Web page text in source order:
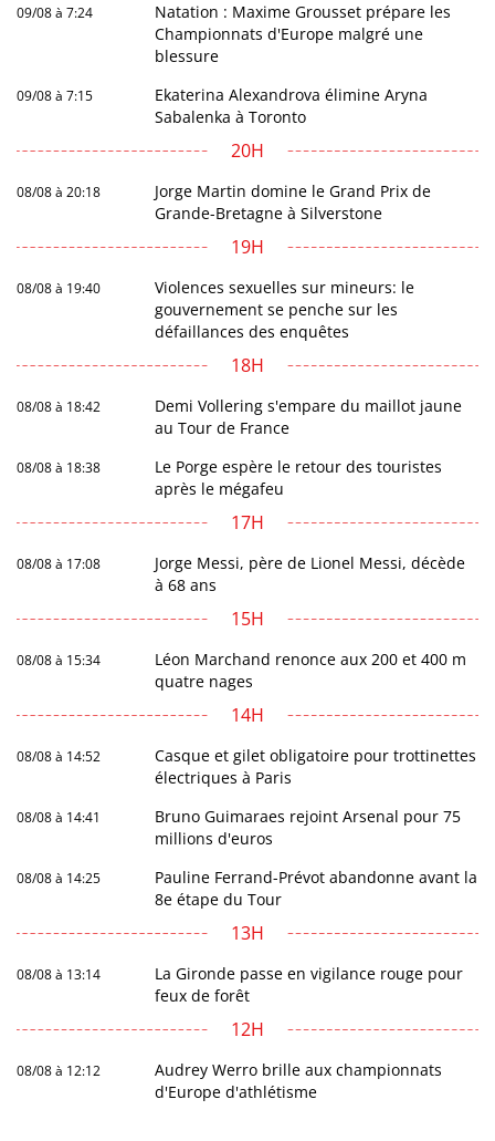
09/08 à 7:24
Natation : Maxime Grousset prépare les
Championnats d'Europe malgré une
blessure
09/08 à 7:15
Ekaterina Alexandrova élimine Aryna
Sabalenka à Toronto
20H
08/08 à 20:18
Jorge Martin domine le Grand Prix de
Grande-Bretagne à Silverstone
19H
08/08 à 19:40
Violences sexuelles sur mineurs: le
gouvernement se penche sur les
défaillances des enquêtes
18H
08/08 à 18:42
Demi Vollering s'empare du maillot jaune
au Tour de France
08/08 à 18:38
Le Porge espère le retour des touristes
après le mégafeu
17H
08/08 à 17:08
Jorge Messi, père de Lionel Messi, décède
à 68 ans
15H
08/08 à 15:34
Léon Marchand renonce aux 200 et 400 m
quatre nages
14H
08/08 à 14:52
Casque et gilet obligatoire pour trottinettes
électriques à Paris
08/08 à 14:41
Bruno Guimaraes rejoint Arsenal pour 75
millions d'euros
08/08 à 14:25
Pauline Ferrand-Prévot abandonne avant la
8e étape du Tour
13H
08/08 à 13:14
La Gironde passe en vigilance rouge pour
feux de forêt
12H
08/08 à 12:12
Audrey Werro brille aux championnats
d'Europe d'athlétisme